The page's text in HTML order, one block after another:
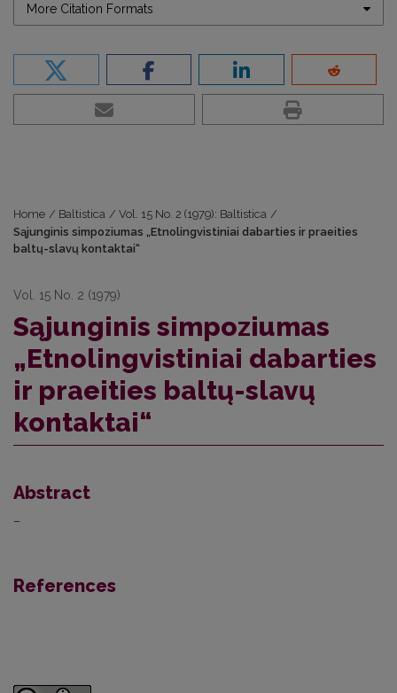
More Citation Formats
Home / Baltistica / Vol. 15 No. 2 (1979): Baltistica /
Sąjunginis simpoziumas „Etnolingvistiniai dabarties ir praeities
baltų-slavų kontaktai“
Vol. 15 No. 2 (1979)
Sąjunginis simpoziumas
„Etnolingvistiniai dabarties
ir praeities baltų-slavų
kontaktai“
Abstract
–
References